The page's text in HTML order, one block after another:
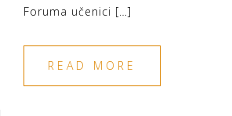
Foruma učenici […]
READ MORE